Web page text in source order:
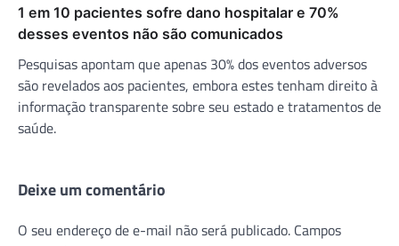
1 em 10 pacientes sofre dano hospitalar e 70%
desses eventos não são comunicados
Pesquisas apontam que apenas 30% dos eventos adversos
são revelados aos pacientes, embora estes tenham direito à
informação transparente sobre seu estado e tratamentos de
saúde.
Deixe um comentário
O seu endereço de e-mail não será publicado. Campos